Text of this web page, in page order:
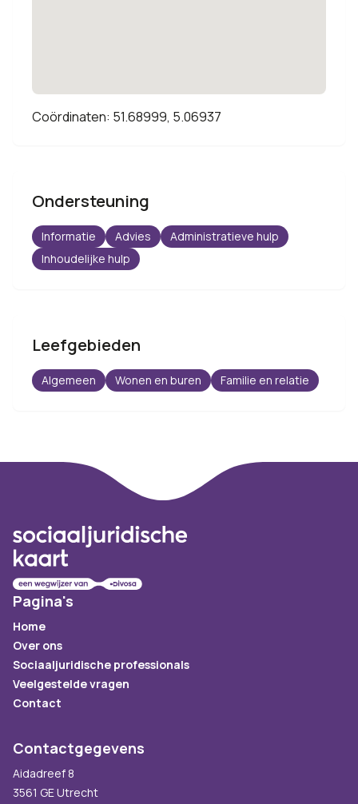
Coördinaten: 51.68999, 5.06937
Ondersteuning
Informatie Advies
Administratieve hulp
Inhoudelijke hulp
Leefgebieden
Algemeen Wonen en buren Familie en relatie
Pagina's
Home
Over ons
Sociaaljuridische professionals
Veelgestelde vragen
Contact
Contactgegevens
Aidadreef 8
3561 GE Utrecht